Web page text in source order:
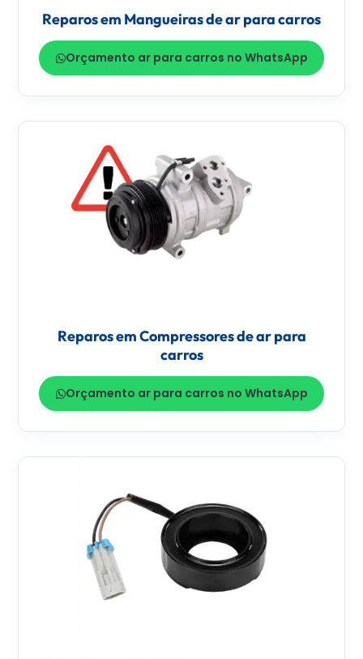
Reparos em Mangueiras de ar para carros
Orçamento ar para carros no WhatsApp
Reparos em Compressores de ar para
carros
Orçamento ar para carros no WhatsApp